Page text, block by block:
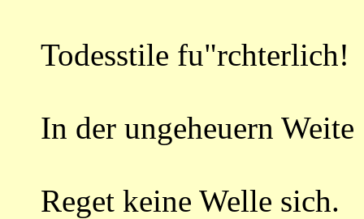
Todesstile fu"rchterlich!
In der ungeheuern Weite
Reget keine Welle sich.